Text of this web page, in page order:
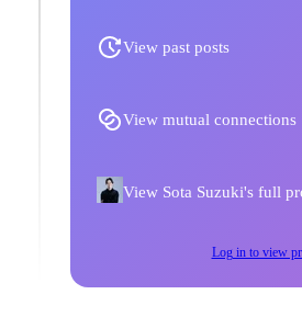
View past posts
View mutual connections
View Sota Suzuki's full
Log in to view